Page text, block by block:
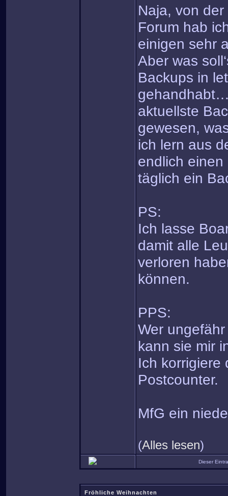
Naja, von
Forum hab
einigen sehr
Aber was
Backups in
aktuellste
gewesen,
ich lern aus
endlich
täglich ein
PS:
Ich lasse
damit alle
verloren
können.
PPS:
Wer
kann sie mir
Ich korrigiere
Postcounter.
MfG ein
(Alles lesen)
Dieser
Fröhliche Weihnachten